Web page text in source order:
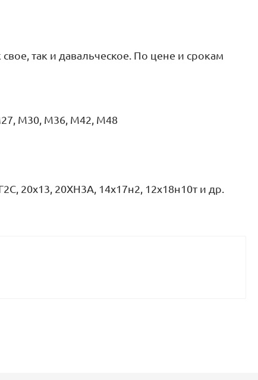
так и давальческое. По цене и срокам
М30, М36, М42, М48
20х13, 20ХН3А, 14х17н2, 12х18н10т и др.